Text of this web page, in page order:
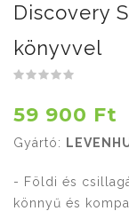
Discovery
könyvvel
59 900 Ft
Gyártó:
- Földi és
könnyű és